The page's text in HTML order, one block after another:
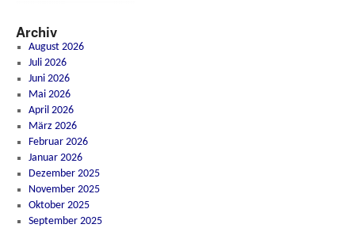
Archiv
August 2026
Juli 2026
Juni 2026
Mai 2026
April 2026
März 2026
Februar 2026
Januar 2026
Dezember 2025
November 2025
Oktober 2025
September 2025